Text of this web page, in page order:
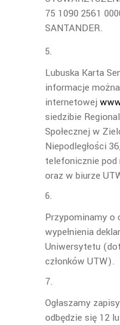
75 1090 2561
SANTANDER.
Lubuska Karta
informacje
internetowej
siedzibie
Społecznej w
Niepodległości
telefonicznie pod
oraz w biurze
Przypominamy o
wypełnienia
Uniwersytetu
członków UTW).
Ogłaszamy
odbędzie się 12